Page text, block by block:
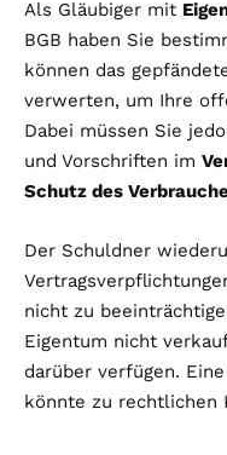
Als Gläubiger mit
BGB haben Sie
können das
verwerten, um Ihre
Dabei müssen Sie
und Vorschriften im
Schutz des
Der Schuldner
nicht zu
Eigentum nicht
darüber verfügen.
könnte zu rechtlichen